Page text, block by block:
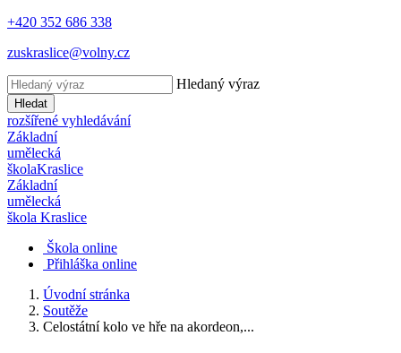
+420 352 686 338
zuskraslice@volny.cz
Hledaný výraz
Hledat
rozšířené vyhledávání
Základní
umělecká
školaKraslice
Základní
umělecká
škola Kraslice
Škola online
Přihláška online
Úvodní stránka
Soutěže
Celostátní kolo ve hře na akordeon,...